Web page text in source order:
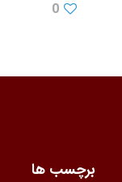
0
برچسب ها